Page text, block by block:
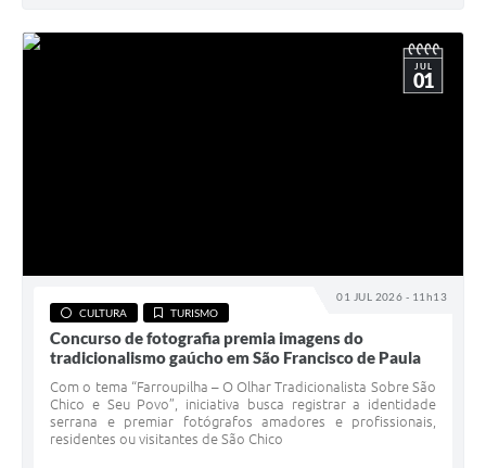
01 JUL 2026 - 11h13
JUL
01
CULTURA TURISMO
Concurso de fotografia premia imagens do
tradicionalismo gaúcho em São Francisco de Paula
Com o tema “Farroupilha – O Olhar Tradicionalista Sobre São
Chico e Seu Povo”, iniciativa busca registrar a identidade
serrana e premiar fotógrafos amadores e profissionais,
residentes ou visitantes de São Chico